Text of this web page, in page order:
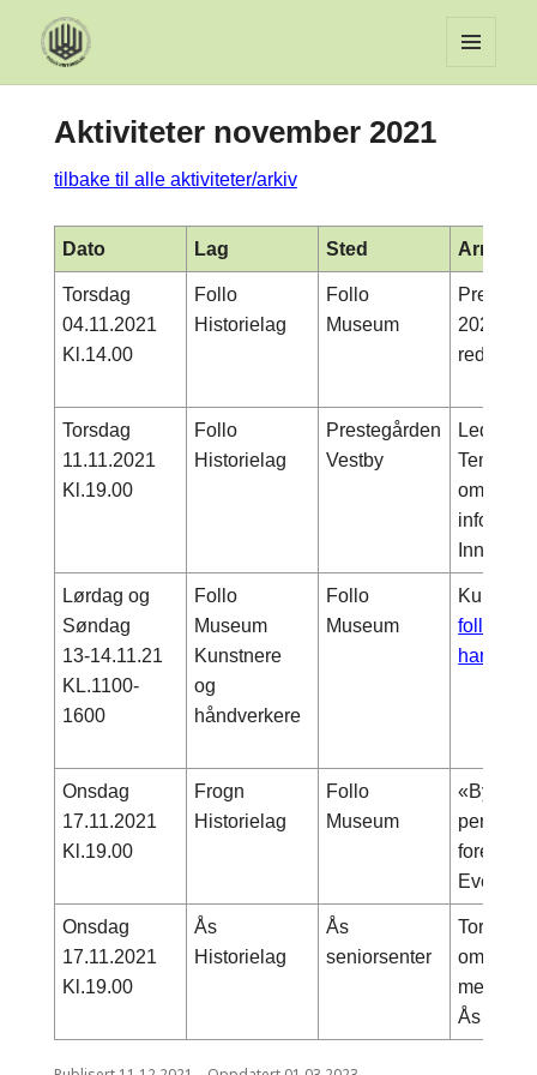
MENY
Aktiviteter november 2021
tilbake til alle aktiviteter/arkiv
Dato Lag Sted
Torsdag
04.11.2021
Kl.14.00
Follo
Historielag
Follo
Museum
2021
Torsdag
11.11.2021
Kl.19.00
Follo
Historielag
Prestegården
Vestby
Tema:
om
Innbudte!
Lørdag og
Søndag
13-14.11.21
KL.1100-
1600
Follo
Museum
Kunstnere
og
håndverkere
Follo
Museum
Kunst
Onsdag
17.11.2021
Kl.19.00
Frogn
Historielag
Follo
Museum
foredrag
Even
Onsdag
17.11.2021
Kl.19.00
Ås
Historielag
Ås
seniorsenter
Torgeir
om hans
mellom
Ås